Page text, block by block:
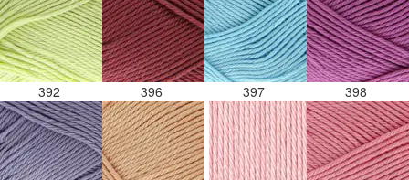
392 396 397 398